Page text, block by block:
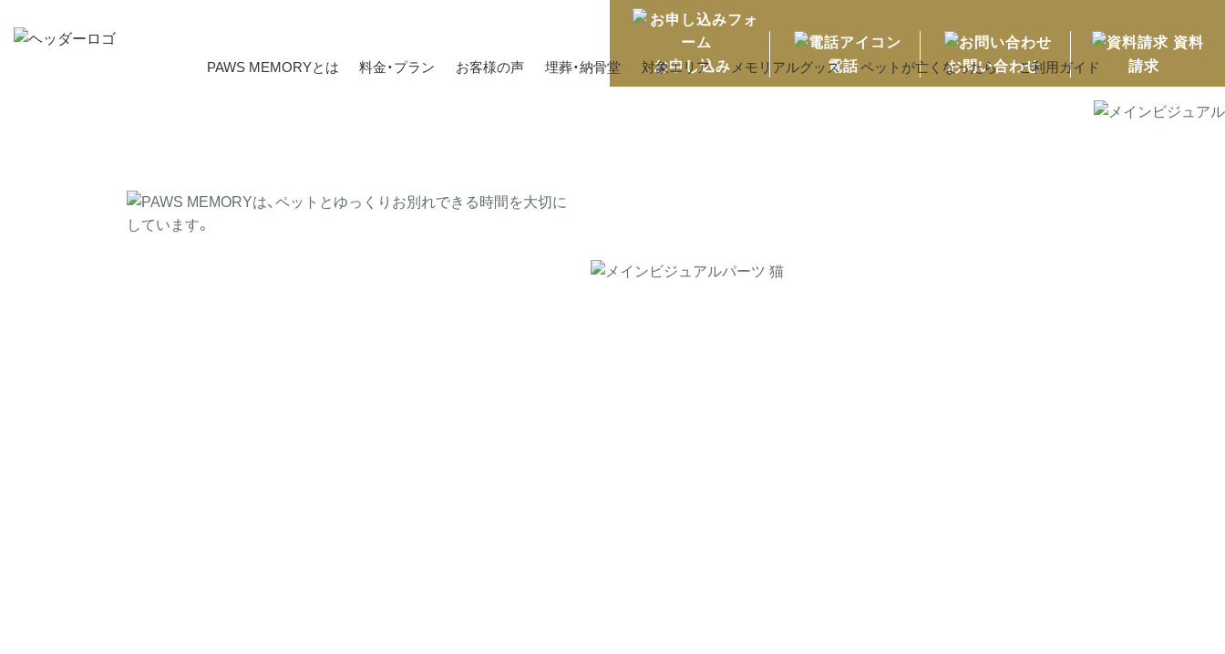
お申し込み 電話 お問い合わせ
資料
請求
PAWS MEMORYとは 料金・プラン お客様の声 埋葬・納骨堂 対象エリア メモリアルグッズ ペットが亡くなったら ご利用ガイド